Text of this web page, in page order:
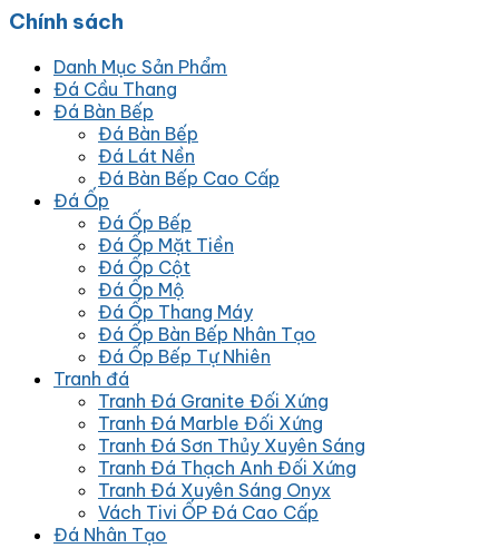
Chính sách
Danh Mục Sản Phẩm
Đá Cầu Thang
Đá Bàn Bếp
Đá Bàn Bếp
Đá Lát Nền
Đá Bàn Bếp Cao Cấp
Đá Ốp
Đá Ốp Bếp
Đá Ốp Mặt Tiền
Đá Ốp Cột
Đá Ốp Mộ
Đá Ốp Thang Máy
Đá Ốp Bàn Bếp Nhân Tạo
Đá Ốp Bếp Tự Nhiên
Tranh đá
Tranh Đá Granite Đối Xứng
Tranh Đá Marble Đối Xứng
Tranh Đá Sơn Thủy Xuyên Sáng
Tranh Đá Thạch Anh Đối Xứng
Tranh Đá Xuyên Sáng Onyx
Vách Tivi ỐP Đá Cao Cấp
Đá Nhân Tạo